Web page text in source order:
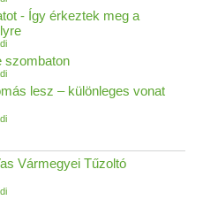
- Így érkeztek meg a
szombaton
lesz – különleges vonat
Vármegyei Tűzoltó